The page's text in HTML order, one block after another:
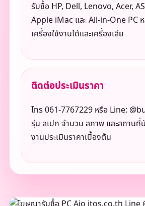
รับซื้อ HP, Dell, Lenovo, Acer,
Apple iMac และ All-in-One PC
เครื่องใช้งานได้และเครื่องเสีย
ติดต่อประเมินราคา
โทร 061-7767229 หรือ Line:
รุ่น สเปก จำนวน สภาพ และสถานที่
งานประเมินราคาเบื้องต้น